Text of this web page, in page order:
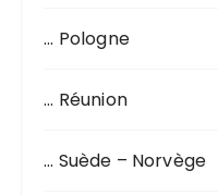
… Pologne
… Réunion
… Suède – Norvège